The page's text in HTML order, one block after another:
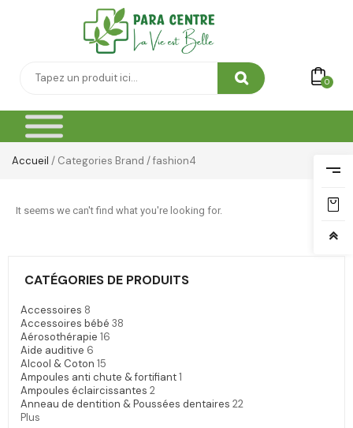
0
Accueil / Categories Brand / fashion4
CATÉGORIES DE PRODUITS
Accessoires 8
Accessoires bébé 38
Aérosothérapie 16
Aide auditive 6
Alcool & Coton 15
Ampoules anti chute & fortifiant1
Ampoules éclaircissantes 2
Anneau de dentition & Poussées dentaires 22
Plus
It seems we can't find what you're looking for.